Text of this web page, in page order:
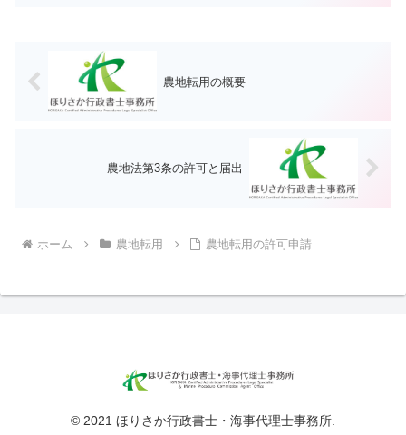
農地転用の概要
農地法第3条の許可と届出
ホーム 農地転用 農地転用の許可申請
© 2021 ほりさか行政書士・海事代理士事務所.